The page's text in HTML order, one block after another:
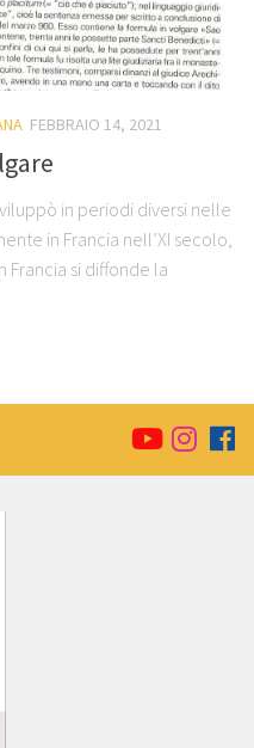
FEBBRAIO 14, 2021
in periodi diversi nelle
in Francia nell’XI secolo,
Francia si diffonde la